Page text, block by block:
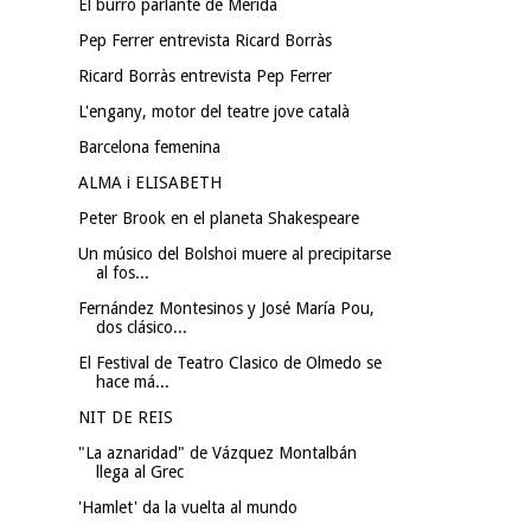
El burro parlante de Mérida
Pep Ferrer entrevista Ricard Borràs
Ricard Borràs entrevista Pep Ferrer
L'engany, motor del teatre jove català
Barcelona femenina
ALMA i ELISABETH
Peter Brook en el planeta Shakespeare
Un músico del Bolshoi muere al precipitarse
al fos...
Fernández Montesinos y José María Pou,
dos clásico...
El Festival de Teatro Clasico de Olmedo se
hace má...
NIT DE REIS
"La aznaridad" de Vázquez Montalbán
llega al Grec
'Hamlet' da la vuelta al mundo